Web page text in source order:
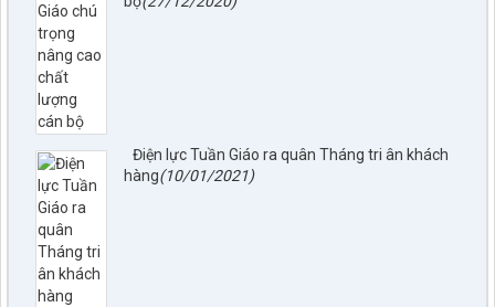
Điện lực Tuần Giáo ra quân Tháng tri ân khách
hàng(10/01/2021)
797./TTPTQĐ-KV2
Về việc đăng tải lên trên Cổng thông tin điện tử của UBND xã
Tuần Giáo công khai dự thảo phương án bồi thường, hỗ trợ
(đợt 6)công trình: Hồ bản phủ thuộc dự án cụm Hồbản Phủ -
Nậm Là tỉnh Điện Biên
lượt xem: 42 | lượt tải:33